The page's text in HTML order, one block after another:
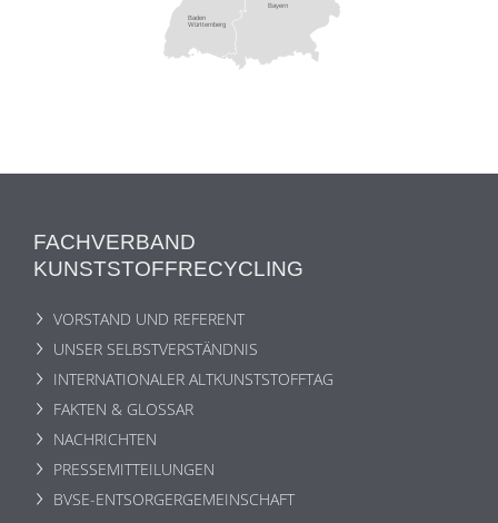
Baden
Württemberg
Bayern
FACHVERBAND
KUNSTSTOFFRECYCLING
VORSTAND UND REFERENT
UNSER SELBSTVERSTÄNDNIS
INTERNATIONALER ALTKUNSTSTOFFTAG
FAKTEN & GLOSSAR
NACHRICHTEN
PRESSEMITTEILUNGEN
BVSE-ENTSORGERGEMEINSCHAFT